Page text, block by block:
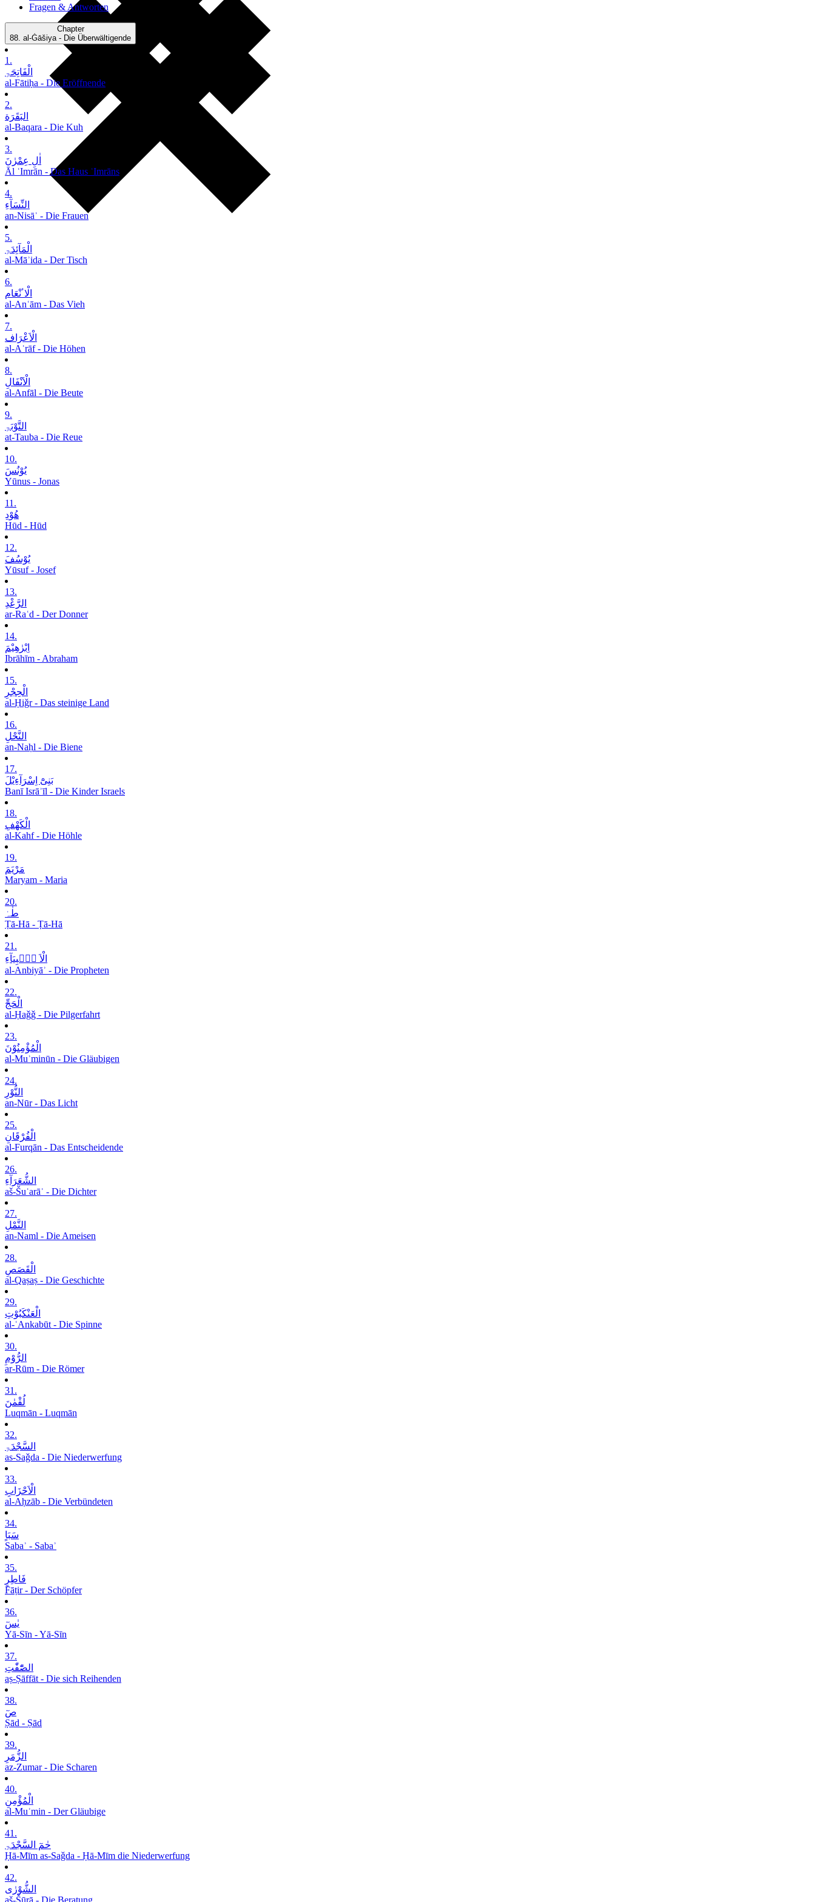
Fragen & Antworten
Chapter
88. al-Ġāšiya - Die Überwältigende
1.
الْفَاتِحَۃِ
al-Fātiḥa - Die Eröffnende
2.
البَقَرَة
al-Baqara - Die Kuh
3.
اٰلِ عِمْرٰنَ
Āl ʿImrān - Das Haus ʿImrāns
4.
النِّسَآءِ
an-Nisāʾ - Die Frauen
5.
الْمَآئِدَۃِ
al-Māʾida - Der Tisch
6.
الْاٴنْعَام
al-Anʿām - Das Vieh
7.
الْاَعْرَاف
al-Aʿrāf - Die Höhen
8.
الْاَنْفَالِ
al-Anfāl - Die Beute
9.
التَّوْبَۃِ
at-Tauba - Die Reue
10.
یُوْنُسَ
Yūnus - Jonas
11.
ھُوْدِ
Hūd - Hūd
12.
یُوْسُفَ
Yūsuf - Josef
13.
الرَّعْدِ
ar-Raʿd - Der Donner
14.
اِبْرٰھِیْمَ
Ibrāhīm - Abraham
15.
الْحِجْرِ
al-Ḥiǧr - Das steinige Land
16.
النَّحْلِ
an-Naḥl - Die Biene
17.
بَنِیْٓ اِسْرَآءِیْلَ
Banī Isrāʾīl - Die Kinder Israels
18.
الْکَھْفِ
al-Kahf - Die Höhle
19.
مَرْیَمَ
Maryam - Maria
20.
طٰہٰ
Ṭā-Hā - Ṭā-Hā
21.
الْاَ نۡۢبِیَآءِ
al-Anbiyāʾ - Die Propheten
22.
الْحَجِّ
al-Ḥaǧǧ - Die Pilgerfahrt
23.
الْمُؤْمِنُوْنَ
al-Muʾminūn - Die Gläubigen
24.
النُّوْرِ
an-Nūr - Das Licht
25.
الْفُرْقَانِ
al-Furqān - Das Entscheidende
26.
الشُّعَرَآءِ
aš-Šuʿarāʾ - Die Dichter
27.
النَّمْلِ
an-Naml - Die Ameisen
28.
الْقَصَصِ
al-Qaṣaṣ - Die Geschichte
29.
الْعَنْکَبُوْتِ
al-ʿAnkabūt - Die Spinne
30.
الرُّوْمِ
ar-Rūm - Die Römer
31.
لُقْمٰنَ
Luqmān - Luqmān
32.
السَّجْدَۃِ
as-Saǧda - Die Niederwerfung
33.
الْاَحْزَابِ
al-Aḥzāb - Die Verbündeten
34.
سَبَاٍ
Sabaʾ - Sabaʾ
35.
فَاطِرٍ
Fāṭir - Der Schöpfer
36.
یٰسٓ
Yā-Sīn - Yā-Sīn
37.
الصّٰٓفّٰتِ
aṣ-Ṣāffāt - Die sich Reihenden
38.
صٓ
Ṣād - Ṣād
39.
الزُّمَرِ
az-Zumar - Die Scharen
40.
الْمُؤْمِنِ
al-Muʾmin - Der Gläubige
41.
حٰمٓ السَّجْدَۃِ
Ḥā-Mīm as-Saǧda - Ḥā-Mīm die Niederwerfung
42.
الشُّوْرٰی